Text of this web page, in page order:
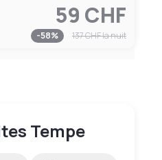
59 CHF
-58% 137 CHFla nuit
Tempe